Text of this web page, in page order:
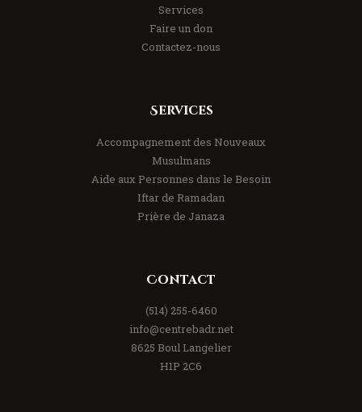
Services
Faire un don
Contactez-nous
Services
Accompagnement des Nouveaux
Musulmans
Aide aux Personnes dans le Besoin
Iftar de Ramadan
Prière de Janaza
Contact
(514) 255-6460
info@centrebadr.net
8625 Boul Langelier
H1P 2C6